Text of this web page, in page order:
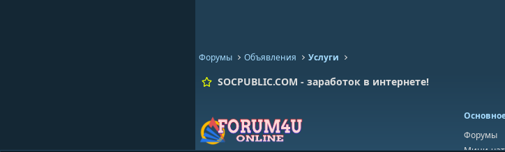
Форумы Объявления Услуги
SOCPUBLIC.COM - заработок в интернете!
Форумы